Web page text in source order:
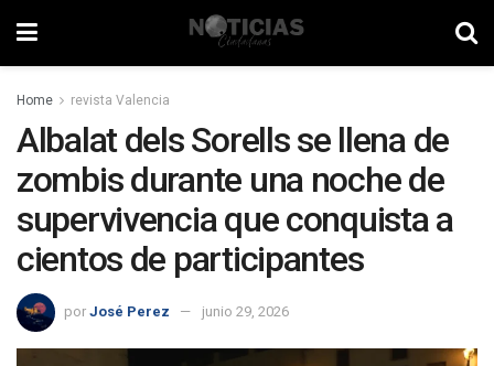
Home revista Valencia
Albalat dels Sorells se llena de
zombis durante una noche de
supervivencia que conquista a
cientos de participantes
por José Perez junio 29, 2026